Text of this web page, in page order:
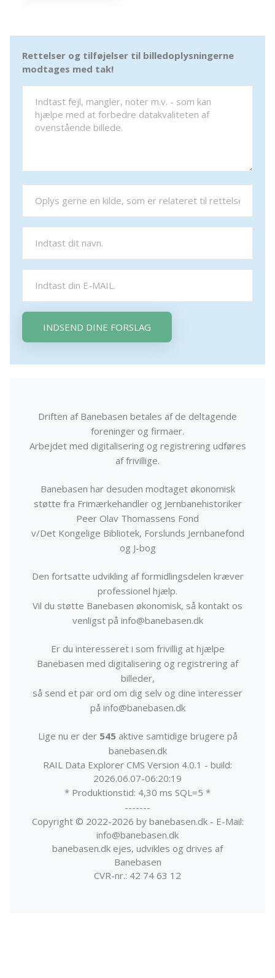
Rettelser og tilføjelser til billedoplysningerne
modtages med tak!
INDSEND DINE FORSLAG
Driften af Banebasen betales af de deltagende
foreninger og firmaer.
Arbejdet med digitalisering og registrering udføres
af frivillige.
Banebasen har desuden modtaget økonomisk
støtte fra Frimærkehandler og Jernbanehistoriker
Peer Olav Thomassens Fond
v/Det Kongelige Bibliotek, Forslunds Jernbanefond
og J-bog
Den fortsatte udvikling af formidlingsdelen kræver
professionel hjælp.
Vil du støtte Banebasen økonomisk, så kontakt os
venligst på info@banebasen.dk
Er du interesseret i som frivillig at hjælpe
Banebasen med digitalisering og registrering af
billeder,
så send et par ord om dig selv og dine interesser
på info@banebasen.dk
Lige nu er der 545aktive samtidige brugere på
banebasen.dk
RAIL Data Explorer CMS Version 4.0.1 - build:
2026.06.07-06:20:19
* Produktionstid: 4,30 ms SQL=5 *
-------
Copyright © 2022-2026 by banebasen.dk - E-Mail:
info@banebasen.dk
banebasen.dk ejes, udvikles og drives af
Banebasen
CVR-nr.: 42 74 63 12